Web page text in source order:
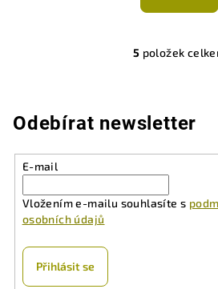
O
á
d
a
p
5 položek
Odebírat newsletter
E-mail
Vložením e-mailu souhlasíte s
osobních údajů
Přihlásit se